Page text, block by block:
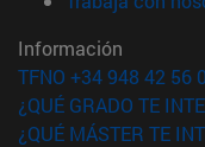
Información
TFNO +34 948 42 56
¿QUÉ GRADO TE
¿QUÉ MÁSTER TE